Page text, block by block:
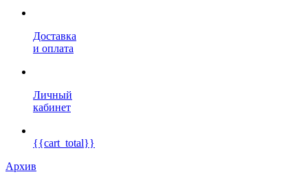
Доставка
и оплата
Личный
кабинет
{{cart_total}}
Архив